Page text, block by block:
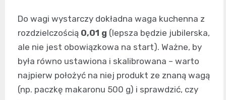
Do wagi wystarczy dokładna waga kuchenna z
rozdzielczością 0,01 g (lepsza będzie jubilerska,
ale nie jest obowiązkowa na start). Ważne, by
była równo ustawiona i skalibrowana – warto
najpierw położyć na niej produkt ze znaną wagą
(np. paczkę makaronu 500 g) i sprawdzić, czy